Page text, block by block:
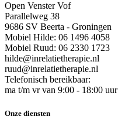
Open Venster Vof
Parallelweg 38
9686 SV Beerta - Groningen
Mobiel Hilde: 06 1496 4058
Mobiel Ruud: 06 2330 1723
hilde@inrelatietherapie.nl
ruud@inrelatietherapie.nl
Telefonisch bereikbaar:
ma t/m vr van 9:00 - 18:00 uur
Onze diensten